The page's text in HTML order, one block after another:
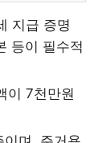
지급 증명
등이 필수적
이 7천만원